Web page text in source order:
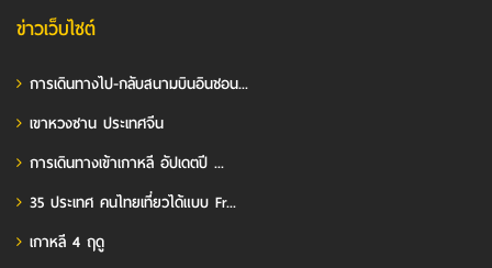
ข่าวเว็บไซต์
การเดินทางไป-กลับสนามบินอินชอน...
เขาหวงซาน ประเทศจีน
การเดินทางเข้าเกาหลี อัปเดตปี ...
35 ประเทศ คนไทยเที่ยวได้แบบ Fr...
เกาหลี 4 ฤดู